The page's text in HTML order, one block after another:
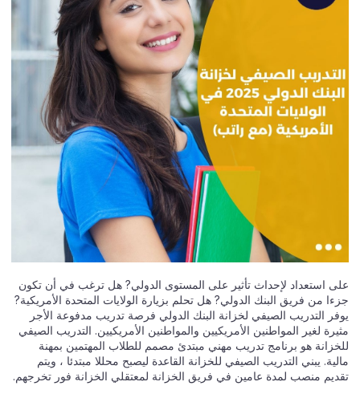
على استعداد لإحداث تأثير على المستوى الدولي? هل ترغب في أن تكون
جزءا من فريق البنك الدولي? هل تحلم بزيارة الولايات المتحدة الأمريكية?
يوفر التدريب الصيفي لخزانة البنك الدولي فرصة تدريب مدفوعة الأجر
مثيرة لغير المواطنين الأمريكيين والمواطنين الأمريكيين. التدريب الصيفي
للخزانة هو برنامج تدريب مهني مبتدئ مصمم للطلاب المهتمين بمهنة
مالية. يبني التدريب الصيفي للخزانة القاعدة ليصبح محللا مبتدئا ، ويتم
تقديم منصب لمدة عامين في فريق الخزانة لمعتقلي الخزانة فور تخرجهم.